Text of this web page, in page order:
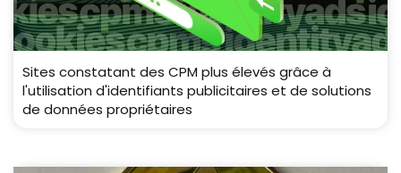
Sites constatant des CPM plus élevés grâce à
l'utilisation d'identifiants publicitaires et de solutions
de données propriétaires